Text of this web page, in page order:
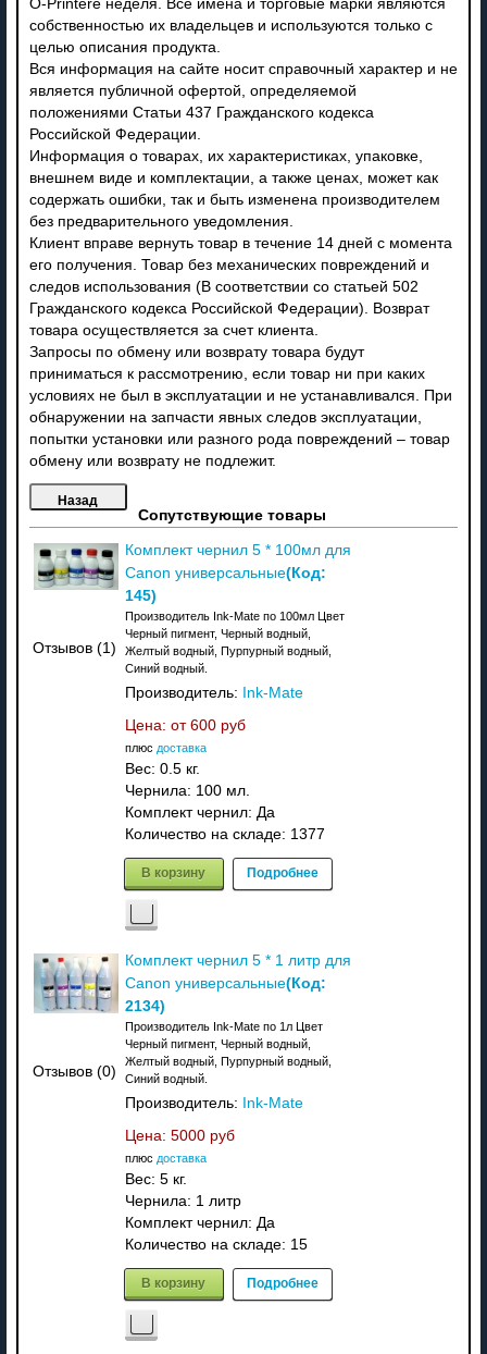
O-Printere неделя. Все имена и торговые марки являются
собственностью их владельцев и используются только с
целью описания продукта.
Вся информация на сайте носит справочный характер и не
является публичной офертой, определяемой
положениями Статьи 437 Гражданского кодекса
Российской Федерации.
Информация о товарах, их характеристиках, упаковке,
внешнем виде и комплектации, а также ценах, может как
содержать ошибки, так и быть изменена производителем
без предварительного уведомления.
Клиент вправе вернуть товар в течение 14 дней с момента
его получения. Товар без механических повреждений и
следов использования (В соответствии со статьей 502
Гражданского кодекса Российской Федерации). Возврат
товара осуществляется за счет клиента.
Запросы по обмену или возврату товара будут
приниматься к рассмотрению, если товар ни при каких
условиях не был в эксплуатации и не устанавливался. При
обнаружении на запчасти явных следов эксплуатации,
попытки установки или разного рода повреждений – товар
обмену или возврату не подлежит.
Сопутствующие товары
Отзывов (1)
Комплект чернил 5 * 100мл для
Canon универсальные(Код:
145)
Производитель Ink-Mate по 100мл Цвет
Черный пигмент, Черный водный,
Желтый водный, Пурпурный водный,
Синий водный.
Производитель: Ink-Mate
Цена: от 600 руб
плюс доставка
Вес: 0.5 кг.
Чернила: 100 мл.
Комплект чернил: Да
Количество на складе: 1377
В корзину Подробнее
Отзывов (0)
Комплект чернил 5 * 1 литр для
Canon универсальные(Код:
2134)
Производитель Ink-Mate по 1л Цвет
Черный пигмент, Черный водный,
Желтый водный, Пурпурный водный,
Синий водный.
Производитель: Ink-Mate
Цена: 5000 руб
плюс доставка
Вес: 5 кг.
Чернила: 1 литр
Комплект чернил: Да
Количество на складе: 15
В корзину Подробнее